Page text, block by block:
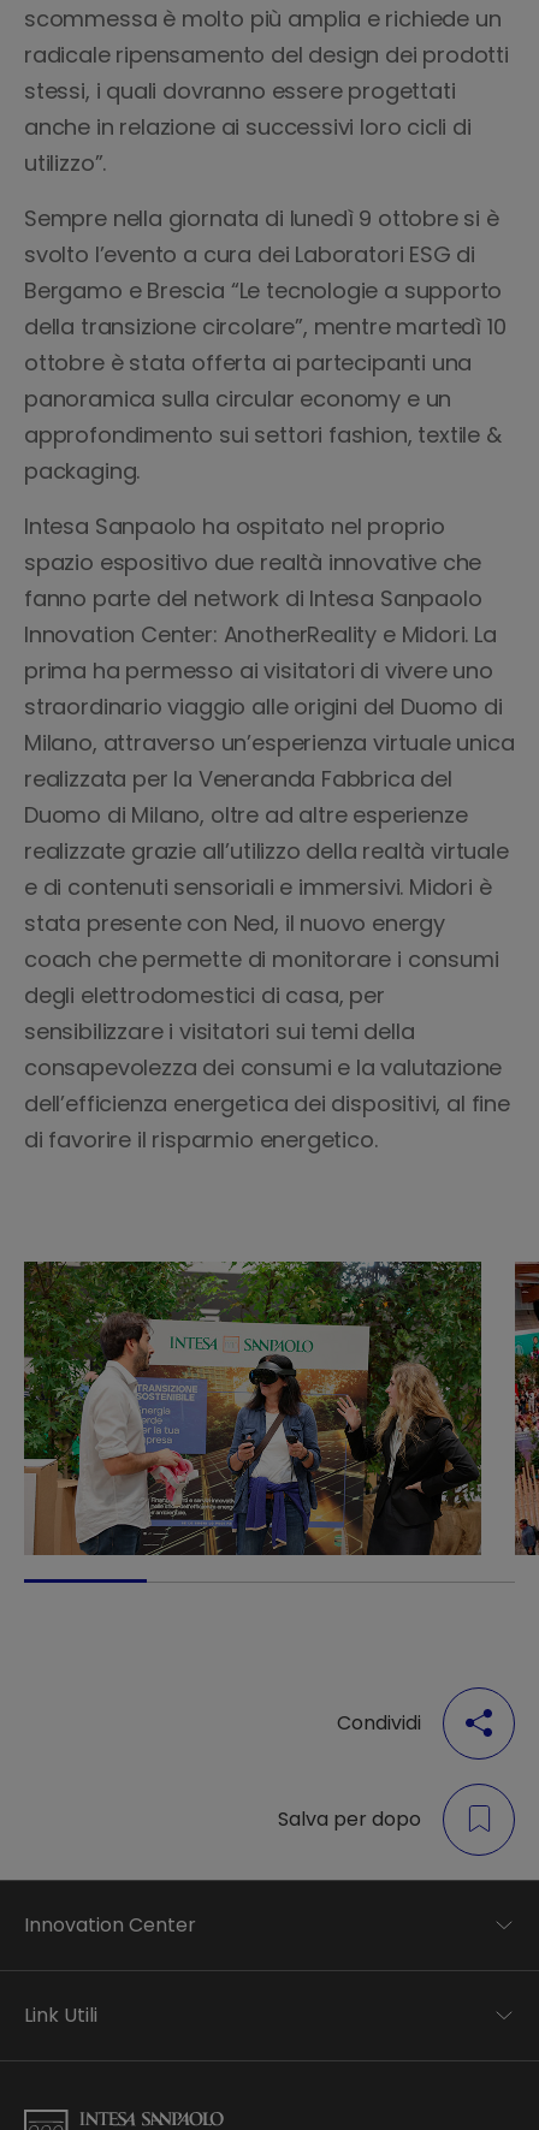
scommessa è molto più amplia e richiede un
radicale ripensamento del design dei prodotti
stessi, i quali dovranno essere progettati
anche in relazione ai successivi loro cicli di
utilizzo”.
Sempre nella giornata di lunedì 9 ottobre si è
svolto l’evento a cura dei Laboratori ESG di
Bergamo e Brescia “Le tecnologie a supporto
della transizione circolare”, mentre martedì 10
ottobre è stata offerta ai partecipanti una
panoramica sulla circular economy e un
approfondimento sui settori fashion, textile &
packaging.
Intesa Sanpaolo ha ospitato nel proprio
spazio espositivo due realtà innovative che
fanno parte del network di Intesa Sanpaolo
Innovation Center: AnotherReality e Midori. La
prima ha permesso ai visitatori di vivere uno
straordinario viaggio alle origini del Duomo di
Milano, attraverso un’esperienza virtuale unica
realizzata per la Veneranda Fabbrica del
Duomo di Milano, oltre ad altre esperienze
realizzate grazie all’utilizzo della realtà virtuale
e di contenuti sensoriali e immersivi. Midori è
stata presente con Ned, il nuovo energy
coach che permette di monitorare i consumi
degli elettrodomestici di casa, per
sensibilizzare i visitatori sui temi della
consapevolezza dei consumi e la valutazione
dell’efficienza energetica dei dispositivi, al fine
di favorire il risparmio energetico.
Condividi
Salva per dopo
Innovation Center
Applied research
Business transformation
Link Utili
Informativa Privacy